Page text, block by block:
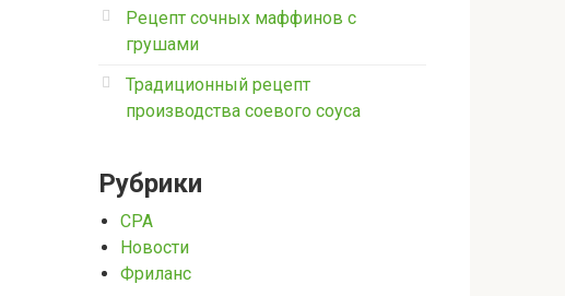
Рецепт сочных маффинов с
грушами
Традиционный рецепт
производства соевого соуса
Рубрики
CPA
Новости
Фриланс